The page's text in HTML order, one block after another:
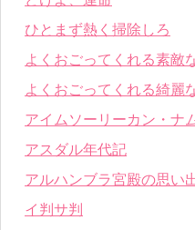
ひとまず熱く掃除しろ
よくおごってくれる素敵
よくおごってくれる綺麗
アイムソーリーカン・ナ
アスダル年代記
アルハンブラ宮殿の思い
イ判サ判